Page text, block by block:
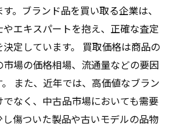
。ブランド品を買い取る企業は、
エキスパートを抱え、正確な査定
定しています。 買取価格は商品の
場の価格相場、流通量などの要因
また、近年では、高価値なブラン
でなく、中古品市場においても需要
傷ついた製品や古いモデルの品物